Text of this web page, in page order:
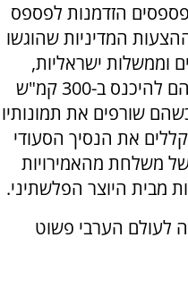
הזדמנות לפספס
המדיניות שהוגשו
וממשלות ישראליות,
אלא גם ביצר הבלתי נשלט שלהם להיכנס ב-300 קמ"ש
שורפים את תמונותיו
את הנסיך הסעודי
משלחת מהאמירויות
מבית היוצר הפלשתיני.
לעולם הערבי פשוט